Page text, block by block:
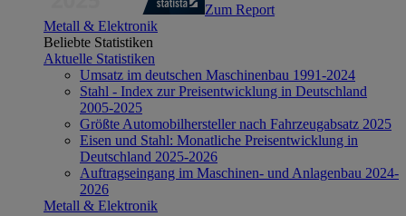
Zum Report
Metall & Elektronik
Beliebte Statistiken
Aktuelle Statistiken
Umsatz im deutschen Maschinenbau 1991-2024
Stahl - Index zur Preisentwicklung in Deutschland
2005-2025
Größte Automobilhersteller nach Fahrzeugabsatz 2025
Eisen und Stahl: Monatliche Preisentwicklung in
Deutschland 2025-2026
Auftragseingang im Maschinen- und Anlagenbau 2024-
2026
Metall & Elektronik